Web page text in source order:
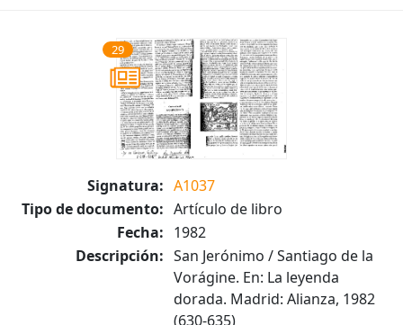
29
Signatura: A1037
Tipo de documento: Artículo de libro
Fecha: 1982
Descripción: San Jerónimo / Santiago de la
Vorágine. En: La leyenda
dorada. Madrid: Alianza, 1982
(630-635)